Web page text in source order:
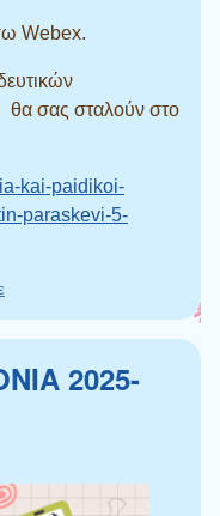
Webex.
θα σας σταλούν στο
kai-paidikoi-
paraskevi-5-
2025-